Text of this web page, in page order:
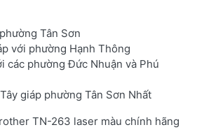
Tân Sơn
với phường Hạnh Thông
các phường Đức Nhuận và Phú
giáp phường Tân Sơn Nhất
TN-263 laser màu chính hãng